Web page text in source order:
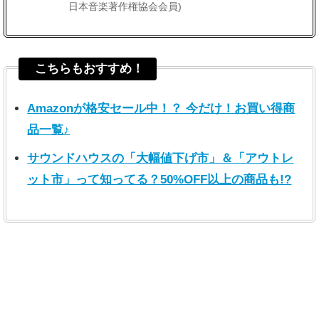
日本音楽著作権協会会員)
こちらもおすすめ！
Amazonが格安セール中！？ 今だけ！お買い得商
品一覧♪
サウンドハウスの「大幅値下げ市」＆「アウトレ
ット市」って知ってる？50%OFF以上の商品も!?